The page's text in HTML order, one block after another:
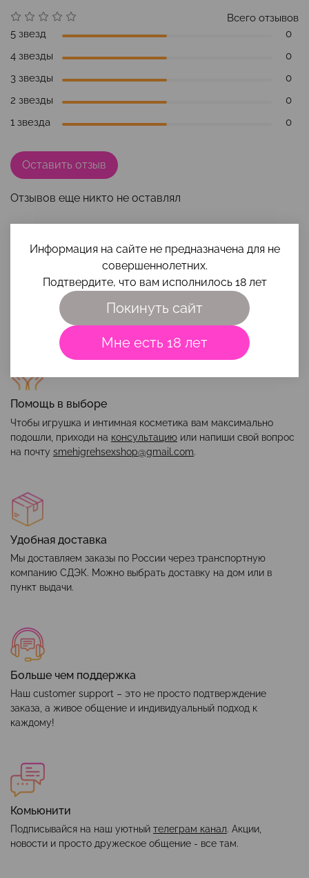
Отзывов еще никто не оставлял
Всего отзывов
5 звезд
0
4 звезды
0
3 звезды
0
2 звезды
0
1 звезда
0
Оставить отзыв
Наши преимущества
Помощь в выборе
Чтобы игрушка и интимная косметика вам максимально
подошли, приходи на консультацию или напиши свой вопрос
на почту smehigrehsexshop@gmail.com.
Удобная доставка
Мы доставляем заказы по России через транспортную
компанию СДЭК. Можно выбрать доставку на дом или в
пункт выдачи.
Больше чем поддержка
Наш customer support – это не просто подтверждение
заказа, а живое общение и индивидуальный подход к
каждому!
Комьюнити
Подписывайся на наш уютный телеграм канал. Акции,
новости и просто дружеское общение - все там.
Информация на сайте не предназначена для не
совершеннолетних.
Подтвердите, что вам исполнилось 18 лет
Покинуть сайт
Мне есть 18 лет